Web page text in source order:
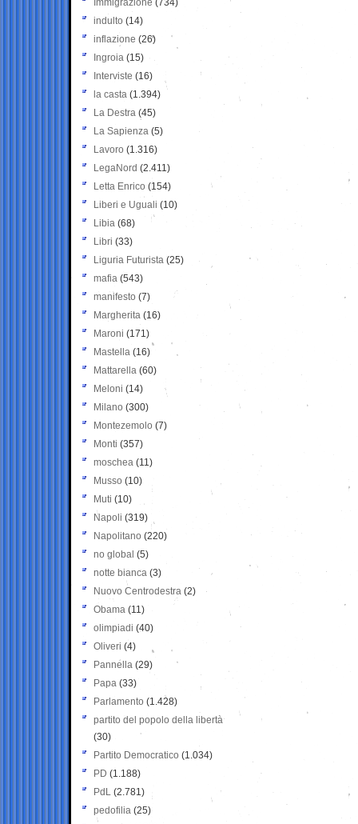
Immigrazione (734)
indulto (14)
inflazione (26)
Ingroia (15)
Interviste (16)
la casta (1.394)
La Destra (45)
La Sapienza (5)
Lavoro (1.316)
LegaNord (2.411)
Letta Enrico (154)
Liberi e Uguali (10)
Libia (68)
Libri (33)
Liguria Futurista (25)
mafia (543)
manifesto (7)
Margherita (16)
Maroni (171)
Mastella (16)
Mattarella (60)
Meloni (14)
Milano (300)
Montezemolo (7)
Monti (357)
moschea (11)
Musso (10)
Muti (10)
Napoli (319)
Napolitano (220)
no global (5)
notte bianca (3)
Nuovo Centrodestra (2)
Obama (11)
olimpiadi (40)
Oliveri (4)
Pannella (29)
Papa (33)
Parlamento (1.428)
partito del popolo della libertà
(30)
Partito Democratico (1.034)
PD (1.188)
PdL (2.781)
pedofilia (25)